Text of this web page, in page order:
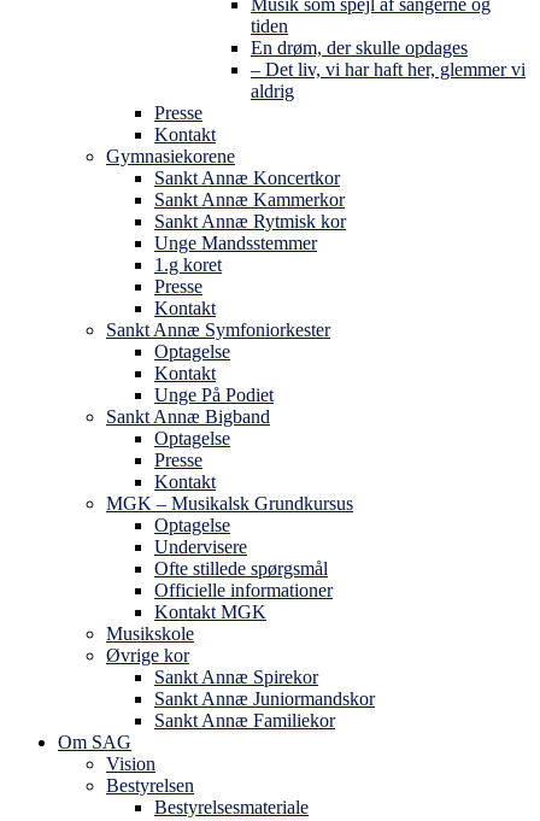
Musik som spejl af sangerne og
tiden
En drøm, der skulle opdages
– Det liv, vi har haft her, glemmer vi
aldrig
Presse
Kontakt
Gymnasiekorene
Sankt Annæ Koncertkor
Sankt Annæ Kammerkor
Sankt Annæ Rytmisk kor
Unge Mandsstemmer
1.g koret
Presse
Kontakt
Sankt Annæ Symfoniorkester
Optagelse
Kontakt
Unge På Podiet
Sankt Annæ Bigband
Optagelse
Presse
Kontakt
MGK – Musikalsk Grundkursus
Optagelse
Undervisere
Ofte stillede spørgsmål
Officielle informationer
Kontakt MGK
Musikskole
Øvrige kor
Sankt Annæ Spirekor
Sankt Annæ Juniormandskor
Sankt Annæ Familiekor
Om SAG
Vision
Bestyrelsen
Bestyrelsesmateriale